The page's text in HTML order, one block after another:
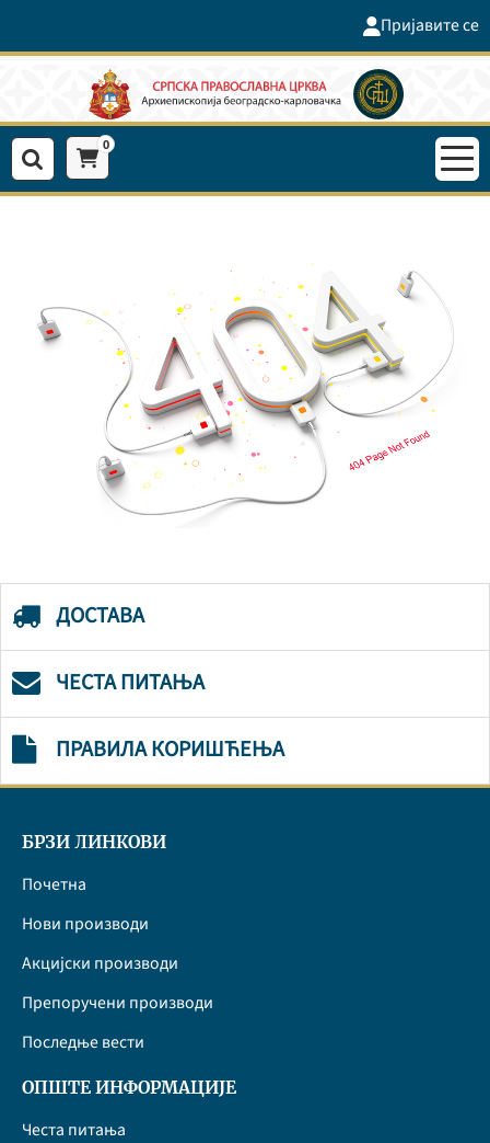
Пријавите се
0
ДОСТАВА
ЧЕСТА ПИТАЊА
ПРАВИЛА КОРИШЋЕЊА
БРЗИ ЛИНКОВИ
Почетна
Нови производи
Акцијски производи
Препоручени производи
Последње вести
ОПШТЕ ИНФОРМАЦИЈЕ
Честа питања